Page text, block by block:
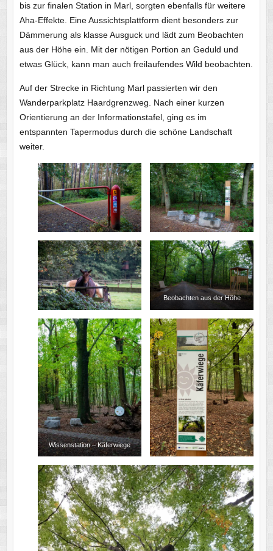
bis zur finalen Station in Marl, sorgten ebenfalls für weitere
Aha-Effekte. Eine Aussichtsplattform dient besonders zur
Dämmerung als klasse Ausguck und lädt zum Beobachten
aus der Höhe ein. Mit der nötigen Portion an Geduld und
etwas Glück, kann man auch freilaufendes Wild beobachten.
Auf der Strecke in Richtung Marl passierten wir den
Wanderparkplatz Haardgrenzweg. Nach einer kurzen
Orientierung an der Informationstafel, ging es im
entspannten Tapermodus durch die schöne Landschaft
weiter.
Beobachten aus der Höhe
Wissenstation – Käferwiege